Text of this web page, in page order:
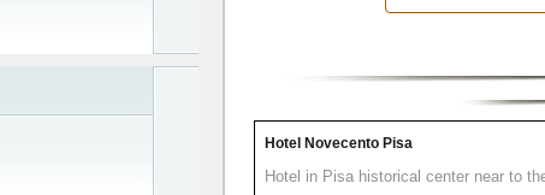
Hotel Novecento Pisa
Hotel in Pisa historical center near to